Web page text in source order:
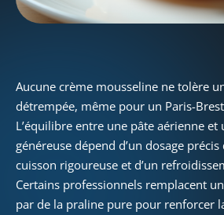
Aucune crème mousseline ne tolère
détrempée, même pour un Paris-
L’équilibre entre une pâte aérienne et
généreuse dépend d’un dosage
cuisson rigoureuse et d’un
Certains professionnels remplacent
par de la praline pure pour renforcer